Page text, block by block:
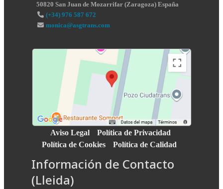
50820 San Juan de Mozarrifar (Zaragoza) España
(+34) 976 587 672
monica@asgtrans.com
Aviso Legal
Política de Privacidad
Política de Cookies
Política de Calidad
Información de Contacto
(Lleida)